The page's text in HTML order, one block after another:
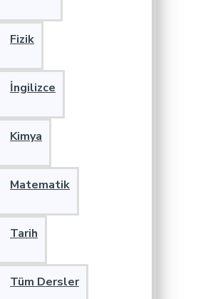
Fizik
İngilizce
Kimya
Matematik
Tarih
Tüm Dersler